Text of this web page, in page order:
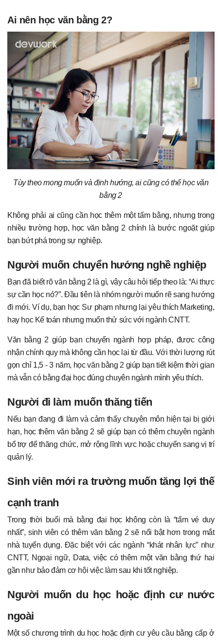
Ai nên học văn bằng 2?
Tùy theo mong muốn và định hướng, ai cũng có thể học văn
bằng 2
Không phải ai cũng cần học thêm một tấm bằng, nhưng trong
nhiều trường hợp, học văn bằng 2 chính là bước ngoặt giúp
bạn bứt phá trong sự nghiệp.
Người muốn chuyển hướng nghề nghiệp
Bạn đã biết rõ văn bằng 2 là gì, vậy câu hỏi tiếp theo là: “Ai thực
sự cần học nó?”. Đầu tiên là nhóm người muốn rẽ sang hướng
đi mới. Ví dụ, bạn học Sư phạm nhưng lại yêu thích Marketing,
hay học Kế toán nhưng muốn thử sức với ngành CNTT.
Văn bằng 2 giúp bạn chuyển ngành hợp pháp, được công
nhận chính quy mà không cần học lại từ đầu. Với thời lượng rút
gọn chỉ 1,5 - 3 năm, học văn bằng 2 giúp bạn tiết kiệm thời gian
mà vẫn có bằng đại học đúng chuyên ngành mình yêu thích.
Người đi làm muốn thăng tiến
Nếu bạn đang đi làm và cảm thấy chuyên môn hiện tại bị giới
hạn, học thêm văn bằng 2 sẽ giúp bạn có thêm chuyên ngành
bổ trợ để thăng chức, mở rộng lĩnh vực hoặc chuyển sang vị trí
quản lý.
Sinh viên mới ra trường muốn tăng lợi thế
cạnh tranh
Trong thời buổi mà bằng đại học không còn là “tấm vé duy
nhất”, sinh viên có thêm văn bằng 2 sẽ nổi bật hơn trong mắt
nhà tuyển dụng. Đặc biệt với các ngành “khát nhân lực” như
CNTT, Ngoại ngữ, Data, việc có thêm một văn bằng thứ hai
gần như bảo đảm cơ hội việc làm sau khi tốt nghiệp.
Người muốn du học hoặc định cư nước
ngoài
Một số chương trình du học hoặc định cư yêu cầu bằng cấp ở